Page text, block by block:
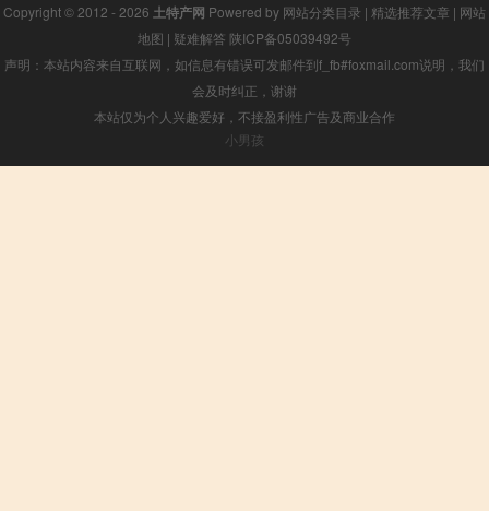
Copyright © 2012 - 2026 土特产网 Powered by 网站分类目录 | 精选推荐文章 | 网站
地图 | 疑难解答 陕ICP备05039492号
声明：本站内容来自互联网，如信息有错误可发邮件到f_fb#foxmail.com说明，我们
会及时纠正，谢谢
本站仅为个人兴趣爱好，不接盈利性广告及商业合作
小男孩